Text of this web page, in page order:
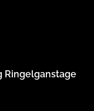
Ringelganstage